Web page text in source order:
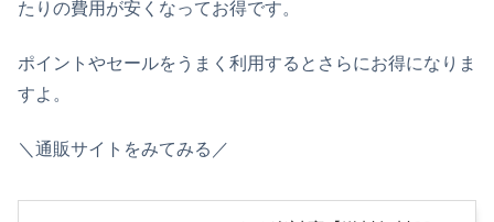
たりの費用が安くなってお得です。
ポイントやセールをうまく利用するとさらにお得になりま
すよ。
＼通販サイトをみてみる／